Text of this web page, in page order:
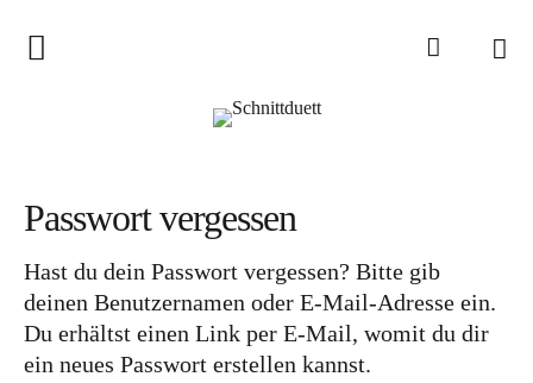
Home
Schnittduett Magazin
Inspirationen
Schnittmuster-Hacks
Passwort vergessen
Hast du dein Passwort vergessen? Bitte gib
deinen Benutzernamen oder E-Mail-Adresse ein.
Du erhältst einen Link per E-Mail, womit du dir
ein neues Passwort erstellen kannst.